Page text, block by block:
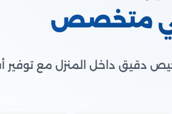
متخصص
دقيق داخل المنزل مع توفير